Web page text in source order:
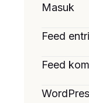
Masuk
Feed entri
Feed